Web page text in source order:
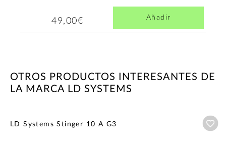
49,00€ Añadir
OTROS PRODUCTOS INTERESANTES DE
LA MARCA LD SYSTEMS
LD Systems Stinger 10 A G3